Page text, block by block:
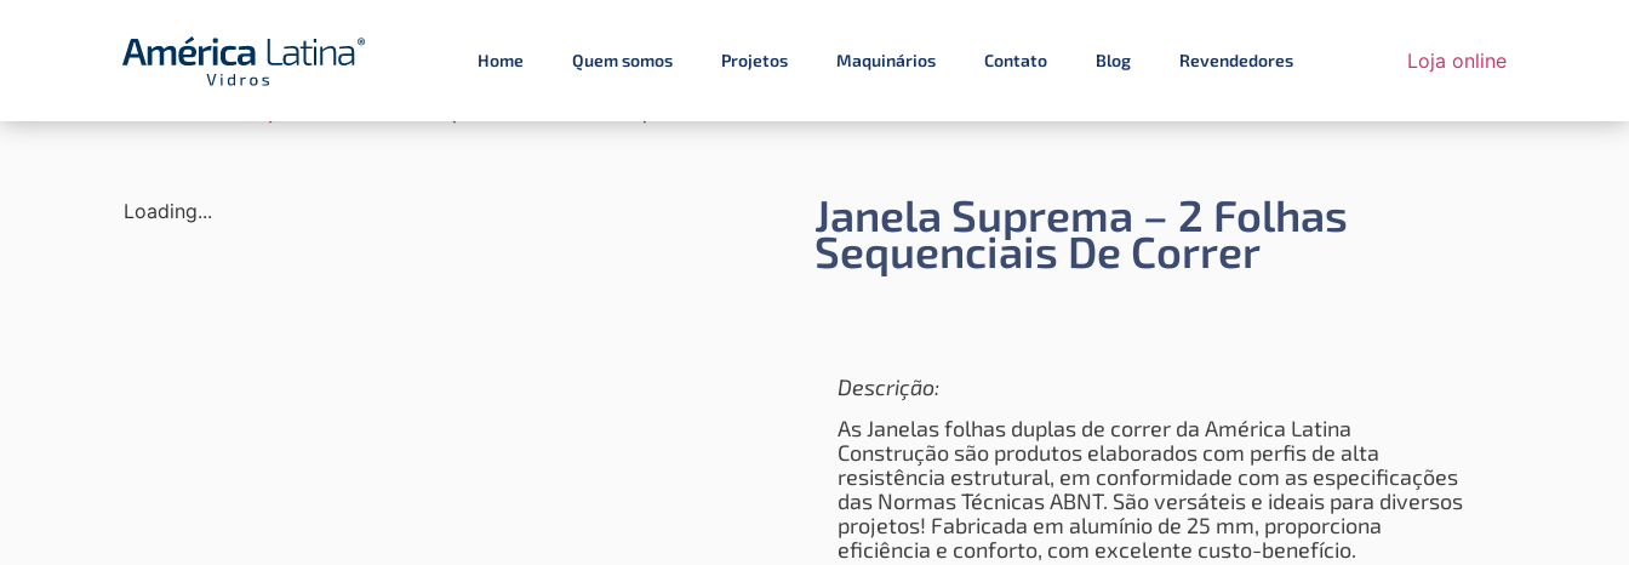
Home Quem somos Projetos Maquinários Contato Blog Revendedores Loja online
Loading... Janela Suprema – 2 Folhas
Sequenciais De Correr
Descrição:
As Janelas folhas duplas de correr da América Latina
Construção são produtos elaborados com perfis de alta
resistência estrutural, em conformidade com as especificações
das Normas Técnicas ABNT. São versáteis e ideais para diversos
projetos! Fabricada em alumínio de 25 mm, proporciona
eficiência e conforto, com excelente custo-benefício.